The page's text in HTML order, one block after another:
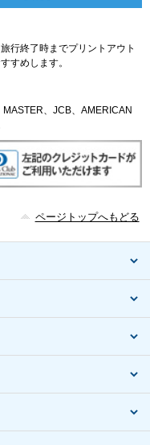
行終了時までプリントアウト
すめします。
、JCB、AMERICAN
ページトップへもどる